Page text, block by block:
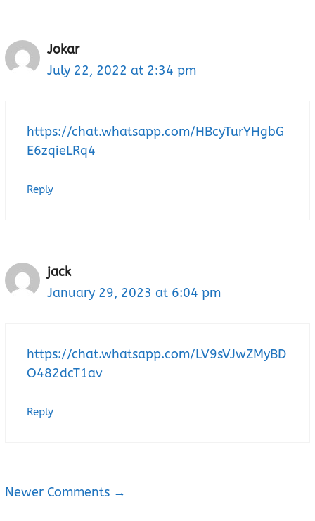
Jokar
July 22, 2022 at 2:34 pm
https://chat.whatsapp.com/HBcyTurYHgbG
E6zqieLRq4
Reply
jack
January 29, 2023 at 6:04 pm
https://chat.whatsapp.com/LV9sVJwZMyBD
O482dcT1av
Reply
Comment
Newer Comments →